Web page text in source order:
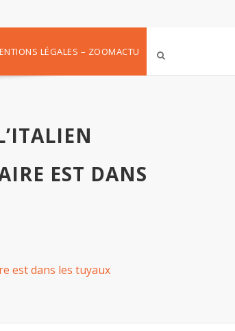
LÉGALES – ZOOMACTU
EST DANS
est dans les tuyaux